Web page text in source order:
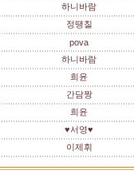
하니바람
정땡칠
pova
하니바람
희윤
간담짱
희윤
♥서영♥
이제휘